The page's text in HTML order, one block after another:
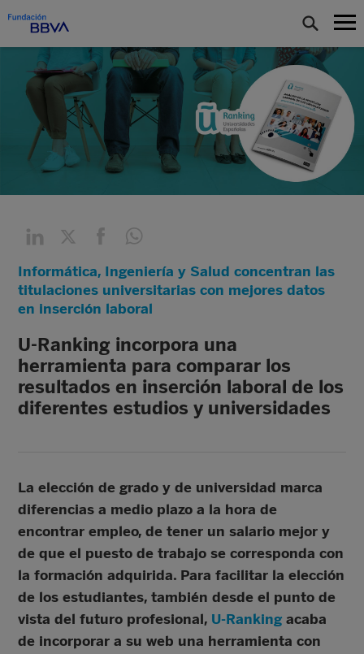
Informática, Ingeniería y Salud concentran las
titulaciones universitarias con mejores datos
en inserción laboral
U-Ranking incorpora una
herramienta para comparar los
resultados en inserción laboral de los
diferentes estudios y universidades
La elección de grado y de universidad marca
diferencias a medio plazo a la hora de
encontrar empleo, de tener un salario mejor y
de que el puesto de trabajo se corresponda con
la formación adquirida. Para facilitar la elección
de los estudiantes, también desde el punto de
vista del futuro profesional, U-Rankingacaba
de incorporar a su web una herramienta con